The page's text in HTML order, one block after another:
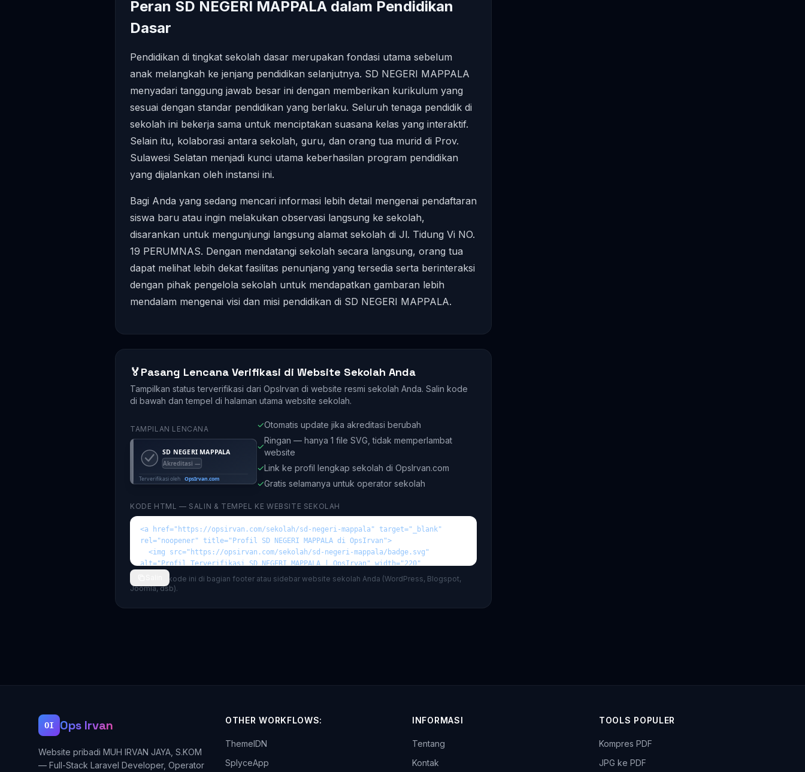
Peran SD NEGERI MAPPALA dalam Pendidikan
Dasar
Pendidikan di tingkat sekolah dasar merupakan fondasi utama sebelum
anak melangkah ke jenjang pendidikan selanjutnya. SD NEGERI MAPPALA
menyadari tanggung jawab besar ini dengan memberikan kurikulum yang
sesuai dengan standar pendidikan yang berlaku. Seluruh tenaga pendidik di
sekolah ini bekerja sama untuk menciptakan suasana kelas yang interaktif.
Selain itu, kolaborasi antara sekolah, guru, dan orang tua murid di Prov.
Sulawesi Selatan menjadi kunci utama keberhasilan program pendidikan
yang dijalankan oleh instansi ini.
Bagi Anda yang sedang mencari informasi lebih detail mengenai pendaftaran
siswa baru atau ingin melakukan observasi langsung ke sekolah,
disarankan untuk mengunjungi langsung alamat sekolah di Jl. Tidung Vi NO.
19 PERUMNAS. Dengan mendatangi sekolah secara langsung, orang tua
dapat melihat lebih dekat fasilitas penunjang yang tersedia serta berinteraksi
dengan pihak pengelola sekolah untuk mendapatkan gambaran lebih
mendalam mengenai visi dan misi pendidikan di SD NEGERI MAPPALA.
🏅Pasang Lencana Verifikasi di Website Sekolah Anda
Tampilkan status terverifikasi dari OpsIrvan di website resmi sekolah Anda. Salin kode
di bawah dan tempel di halaman utama website sekolah.
TAMPILAN LENCANA ✓Otomatis update jika akreditasi berubah
✓
Ringan — hanya 1 file SVG, tidak memperlambat
website
✓Link ke profil lengkap sekolah di OpsIrvan.com
✓Gratis selamanya untuk operator sekolah
KODE HTML — SALIN & TEMPEL KE WEBSITE SEKOLAH
💡 Tempel kode ini di bagian footer atau sidebar website sekolah Anda (WordPress, Blogspot,
Joomla, dsb).
OI Ops Irvan
Website pribadi MUH IRVAN JAYA, S.KOM
— Full-Stack Laravel Developer, Operator
OTHER WORKFLOWS:
ThemeIDN
SplyceApp
INFORMASI
Tentang
Kontak
TOOLS POPULER
Kompres PDF
JPG ke PDF